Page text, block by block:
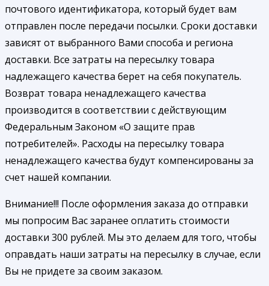
почтового идентификатора, который будет вам
отправлен после передачи посылки. Сроки доставки
зависят от выбранного Вами способа и региона
доставки. Все затраты на пересылку товара
надлежащего качества берет на себя покупатель.
Возврат товара ненадлежащего качества
производится в соответствии с действующим
Федеральным Законом «О защите прав
потребителей». Расходы на пересылку товара
ненадлежащего качества будут компенсированы за
счет нашей компании.
Внимание!!! После оформления заказа до отправки
мы попросим Вас заранее оплатить стоимости
доставки 300 рублей. Мы это делаем для того, чтобы
оправдать наши затраты на пересылку в случае, если
Вы не придете за своим заказом.